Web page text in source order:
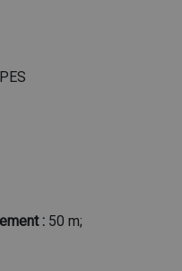
: 50 m;